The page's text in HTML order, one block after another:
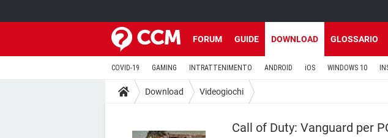
FORUM GUIDE DOWNLOAD GLOSSARIO
COVID-19 GAMING INTRATTENIMENTO ANDROID iOS WINDOWS 10
Download Videogiochi
Call of Duty: Vanguard per